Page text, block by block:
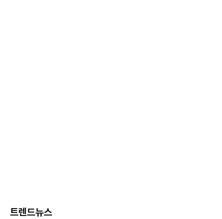
트렌드뉴스